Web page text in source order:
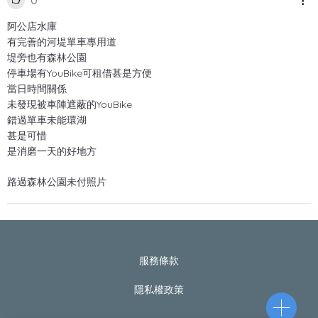
阿公店水庫
有完善的河堤單車專用道
堤旁也有森林公園
停車場有YouBike可租借甚是方便
當日時間關係
未發現被車陣遮蔽的YouBike
錯過單車未能環湖
甚是可惜
是消磨一天的好地方
路過森林公園未付照片
服務條款
隱私權政策